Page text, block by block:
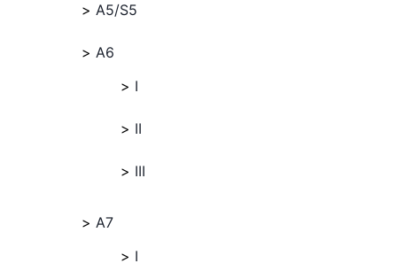
A5/S5
A6
I
II
III
A7
I